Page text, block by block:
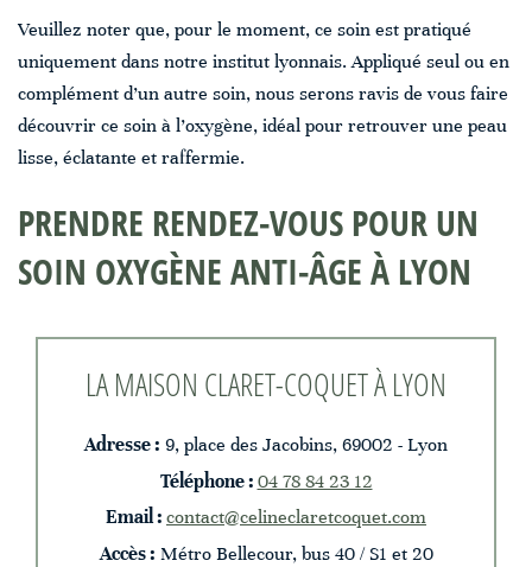
Veuillez noter que, pour le moment, ce soin est pratiqué
uniquement dans notre institut lyonnais. Appliqué seul ou en
complément d’un autre soin, nous serons ravis de vous faire
découvrir ce soin à l’oxygène, idéal pour retrouver une peau
lisse, éclatante et raffermie.
PRENDRE RENDEZ-VOUS POUR UN
SOIN OXYGÈNE ANTI-ÂGE À LYON
LA MAISON CLARET-COQUET À LYON
Adresse : 9, place des Jacobins, 69002 - Lyon
Téléphone : 04 78 84 23 12
Email : contact@celineclaretcoquet.com
Accès : Métro Bellecour, bus 40 / S1 et 20